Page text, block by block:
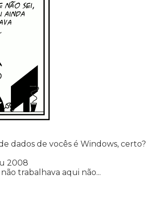
dados de vocês é Windows, certo?
2008
trabalhava aqui não...